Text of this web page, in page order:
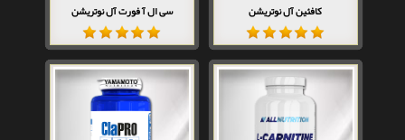
کافئین آل نوتریشن سی ال آ فورت آل نوتریشن